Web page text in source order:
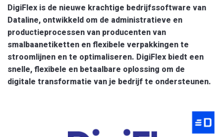
DigiFlex is de nieuwe krachtige bedrijfssoftware van
Dataline, ontwikkeld om de administratieve en
productieprocessen van producenten van
smalbaanetiketten en flexibele verpakkingen te
stroomlijnen en te optimaliseren. DigiFlex biedt een
snelle, flexibele en betaalbare oplossing om de
digitale transformatie van je bedrijf te ondersteunen.